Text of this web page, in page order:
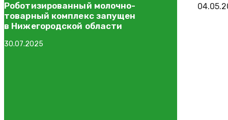
Роботизированный молочно-
товарный комплекс запущен
в Нижегородской области
30.07.2025